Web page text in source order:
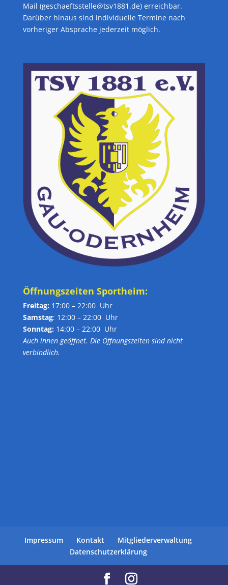
Mail (geschaeftsstelle@tsv1881.de) erreichbar.
Darüber hinaus sind individuelle Termine nach
vorheriger Absprache jederzeit möglich.
Öffnungszeiten Sportheim:
Freitag: 17:00 – 22:00 Uhr
Samstag: 12:00 – 22:00 Uhr
Sonntag: 14:00 – 22:00 Uhr
Auch innen geöffnet. Die Öffnungszeiten sind nicht
verbindlich.
Impressum Kontakt
Mitgliederverwaltung
Datenschutzerklärung